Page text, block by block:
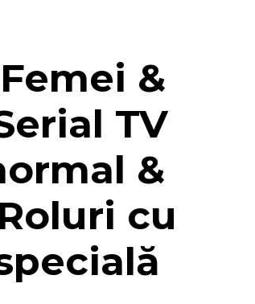
&
TV
&
cu